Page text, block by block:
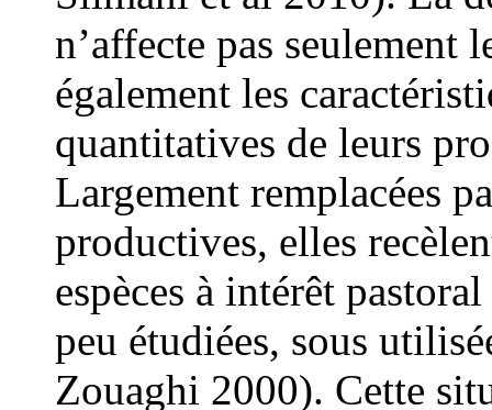
n’affecte pas seulement
également les
quantitatives de leurs
Largement remplacées
productives, elles
espèces à intérêt
peu étudiées, sous
Zouaghi 2000). Cette